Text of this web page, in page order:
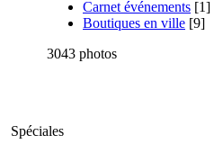
Carnet événements [1]
Boutiques en ville [9]
3043 photos
Spéciales